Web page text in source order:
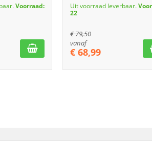
Voorraad:
Uit voorraad leverbaar.
22
€79,50
vanaf
€ 68,99